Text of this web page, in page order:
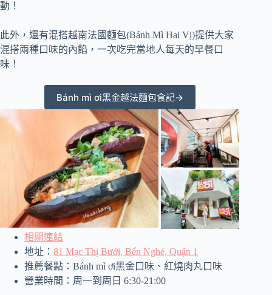
動！
此外，還有混搭越南法國麵包(Bánh Mì Hai Vị)提供大家
混搭兩種口味的內餡，一次吃完當地人每天的早餐口
味！
Bánh mì ơi黑金越法麵包食記→
相關連結
地址： 81 Mạc Thị Bưởi, Bến Nghé, Quận 1
推薦餐點：Bánh mì ơi黑金口味、紅燒肉丸口味
營業時間：周一到周日 6:30-21:00